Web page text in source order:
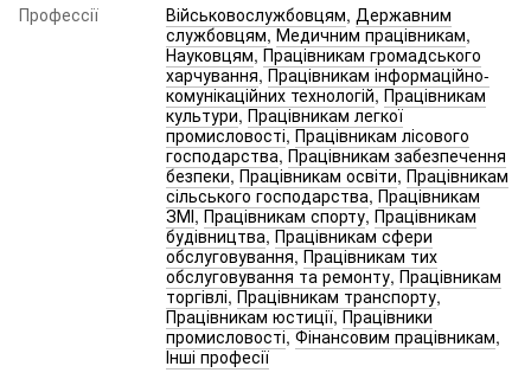
Профессії
Військовослужбовцям, Державним
службовцям,Медичним працівникам,
Науковцям,Працівникам громадського
харчування,Працівникам інформаційно-
комунікаційних технологій,Працівникам
культури,Працівникам легкої
промисловості,Працівникам лісового
господарства,Працівникам забезпечення
безпеки,Працівникам освіти,Працівникам
сільського господарства,Працівникам
ЗМІ,Працівникам спорту, Працівникам
будівництва,Працівникам сфери
обслуговування,Працівникам тих
обслуговування та ремонту,Працівникам
торгівлі,Працівникам транспорту,
Працівникам юстиції,Працівники
промисловості,Фінансовим працівникам,
Інші професії